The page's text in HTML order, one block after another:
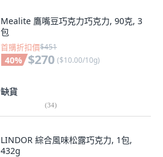
Mealite 鷹嘴豆巧克力巧克力, 90克, 3
包
首購折扣價$451
40% $270 ($10.00/10g)
缺貨
(34)
LINDOR 綜合風味松露巧克力, 1包,
432g